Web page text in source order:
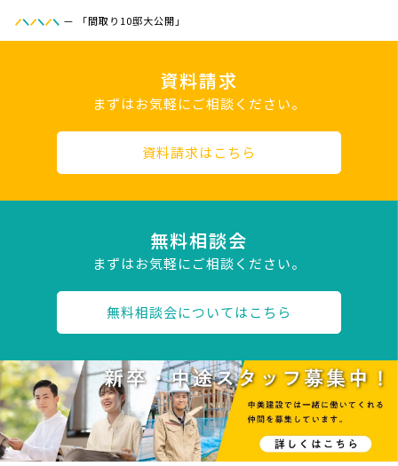
— 「間取り10邸大公開」
資料請求
まずはお気軽にご相談ください。
資料請求はこちら
無料相談会
まずはお気軽にご相談ください。
無料相談会についてはこちら